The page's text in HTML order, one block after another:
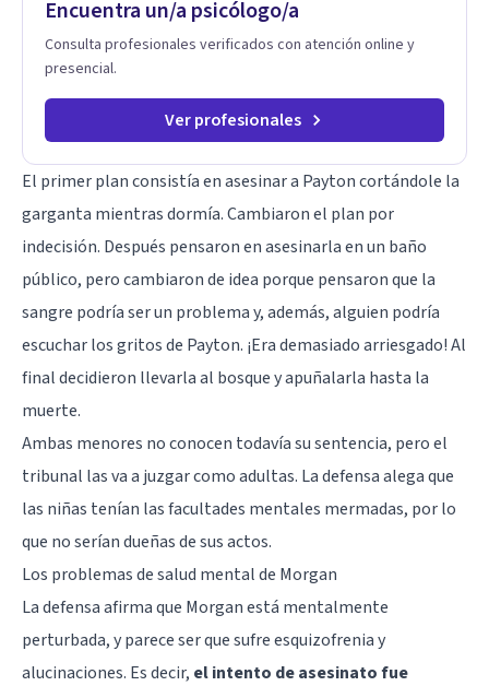
Encuentra un/a psicólogo/a
Consulta profesionales verificados con atención online y
presencial.
Ver profesionales
El primer plan consistía en asesinar a Payton cortándole la
garganta mientras dormía. Cambiaron el plan por
indecisión. Después pensaron en asesinarla en un baño
público, pero cambiaron de idea porque pensaron que la
sangre podría ser un problema y, además, alguien podría
escuchar los gritos de Payton. ¡Era demasiado arriesgado! Al
final decidieron llevarla al bosque y apuñalarla hasta la
muerte.
Ambas menores no conocen todavía su sentencia, pero el
tribunal las va a juzgar como adultas. La defensa alega que
las niñas tenían las facultades mentales mermadas, por lo
que no serían dueñas de sus actos.
Los problemas de salud mental de Morgan
La defensa afirma que Morgan está mentalmente
perturbada, y parece ser que sufre esquizofrenia y
alucinaciones. Es decir, el intento de asesinato fue